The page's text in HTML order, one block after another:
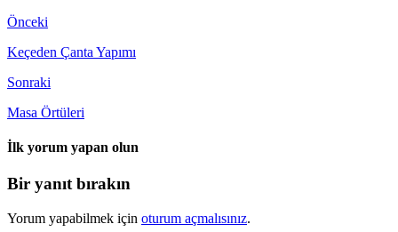
Önceki
Keçeden Çanta Yapımı
Sonraki
Masa Örtüleri
İlk yorum yapan olun
Bir yanıt bırakın
Yorum yapabilmek için oturum açmalısınız.